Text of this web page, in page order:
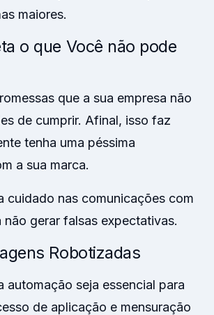
maiores.
o que Você não pode
que a sua empresa não
de cumprir. Afinal, isso faz
tenha uma péssima
a sua marca.
cuidado nas comunicações com
gerar falsas expectativas.
Robotizadas
automação seja essencial para
de aplicação e mensuração